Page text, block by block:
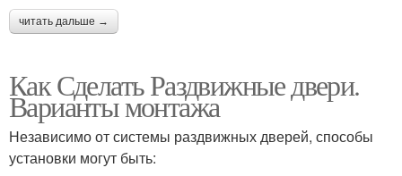
читать дальше →
Как Сделать Раздвижные двери.
Варианты монтажа
Независимо от системы раздвижных дверей, способы
установки могут быть: